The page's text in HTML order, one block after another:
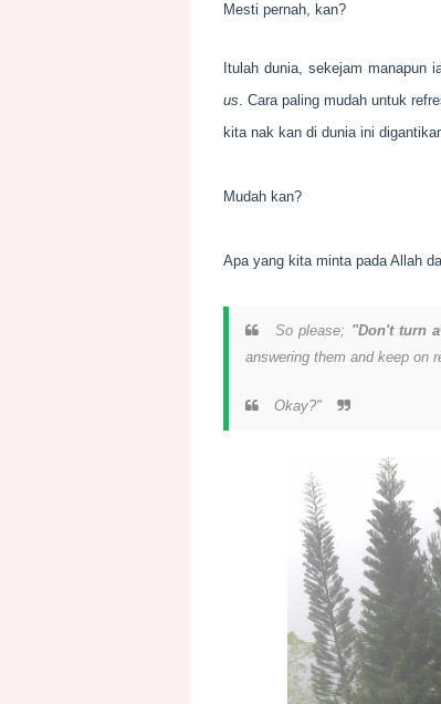
Mesti pernah, kan?
Itulah dunia, sekejam
us. Cara paling mudah untuk
kita nak kan di dunia ini
Mudah kan?
Apa yang kita minta pada Allah
So please; "Don't turn
answering them and keep on
Okay?"